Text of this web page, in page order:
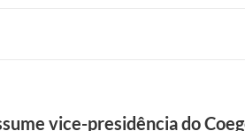
vice-presidência do